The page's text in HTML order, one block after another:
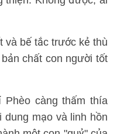
và bế tắc trước kẻ thù
chất con người tốt
càng thấm thía
mạo và linh hồn